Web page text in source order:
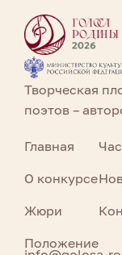
Творческая
поэтов –
Главная
О конкурсе
Жюри
Положение